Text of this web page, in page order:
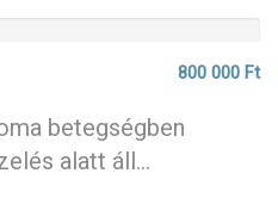
800 000 Ft
betegségben
alatt áll...